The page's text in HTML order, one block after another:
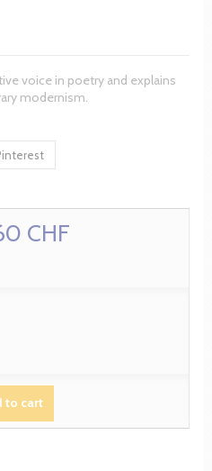
voice in poetry and explains
modernism.
CHF
to cart